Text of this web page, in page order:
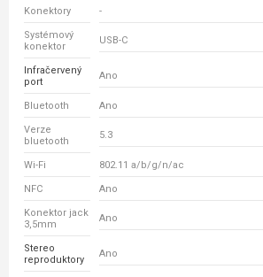
Konektory -
Systémový
konektor
USB-C
Infračervený
port
Ano
Bluetooth Ano
Verze
bluetooth
5.3
Wi-Fi 802.11 a/b/g/n/ac
NFC Ano
Konektor jack
3,5mm
Ano
Stereo
reproduktory
Ano